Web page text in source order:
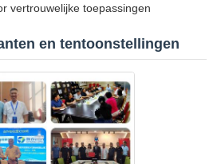
vertrouwelijke toepassingen
en tentoonstellingen